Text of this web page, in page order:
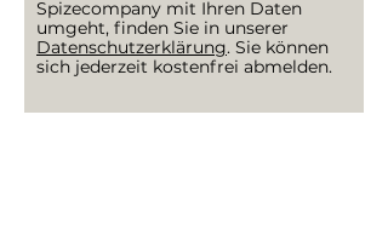
Spizecompany mit Ihren Daten
umgeht, finden Sie in unserer
Datenschutzerklärung. Sie können
sich jederzeit kostenfrei abmelden.